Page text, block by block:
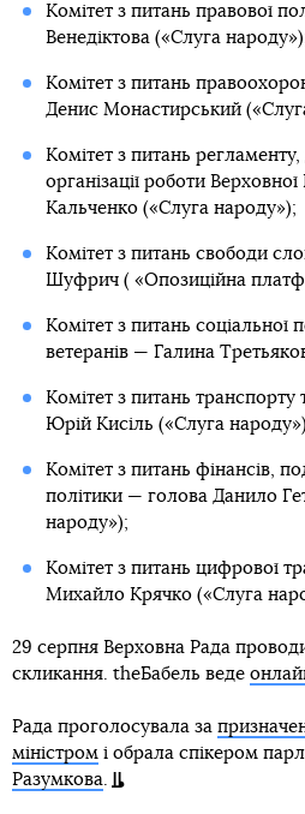
Комітет з питань правової
Венедіктова («Слуга
Комітет з питань
Денис Монастирський
Комітет з питань регламенту,
організації роботи
Кальченко («Слуга народу»);
Комітет з питань свободи
Шуфрич ( «Опозиційна
Комітет з питань соціальної
ветеранів — Галина
Комітет з питань транспорту
Юрій Кисіль («Слуга
Комітет з питань фінансів,
політики — голова Данило
народу»);
Комітет з питань цифрової
Михайло Крячко («Слуга
29 серпня Верховна Рада
скликання. theБабель веде
Рада проголосувала за
міністром і обрала спікером
Разумкова